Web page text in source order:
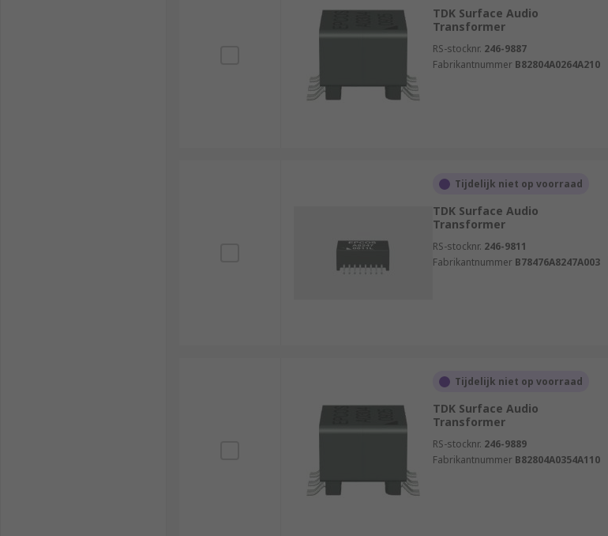
TDK Surface Audio
Transformer
RS-stocknr. 246-9887
Fabrikantnummer B82804A0264A210
Tijdelijk niet op voorraad
TDK Surface Audio
Transformer
RS-stocknr. 246-9811
Fabrikantnummer B78476A8247A003
Tijdelijk niet op voorraad
TDK Surface Audio
Transformer
RS-stocknr. 246-9889
Fabrikantnummer B82804A0354A110